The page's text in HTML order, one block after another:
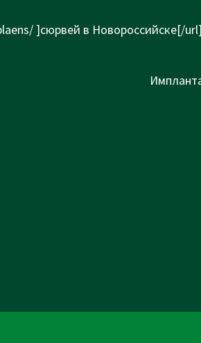
]сюрвей в Новороссийске[/url]
Next